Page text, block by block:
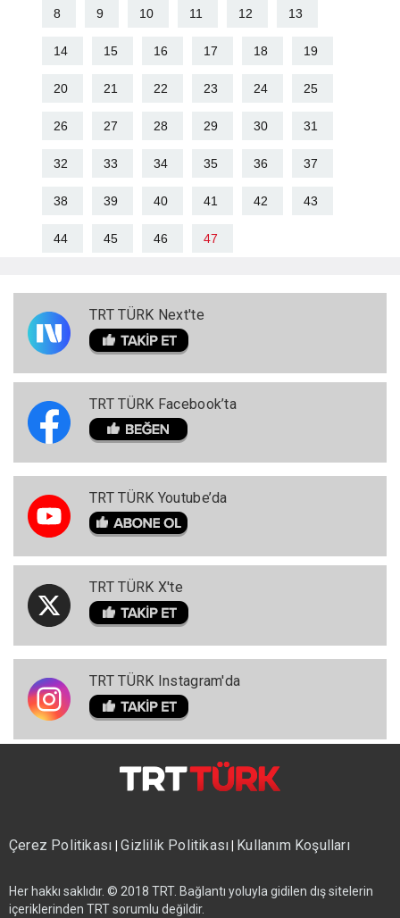
8 9 10 11 12 13
14 15 16 17 18 19
20 21 22 23 24 25
26 27 28 29 30 31
32 33 34 35 36 37
38 39 40 41 42 43
44 45 46 47
TRT TÜRK Next'te
TRT TÜRK Facebook’ta
TRT TÜRK Youtube’da
TRT TÜRK X'te
TRT TÜRK Instagram'da
Çerez Politikası|Gizlilik Politikası| Kullanım Koşulları
Her hakkı saklıdır. © 2018 TRT. Bağlantı yoluyla gidilen dış sitelerin
içeriklerinden TRT sorumlu değildir.